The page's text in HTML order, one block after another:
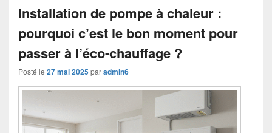
Installation de pompe à chaleur :
pourquoi c’est le bon moment pour
passer à l’éco-chauffage ?
Posté le 27 mai 2025paradmin6